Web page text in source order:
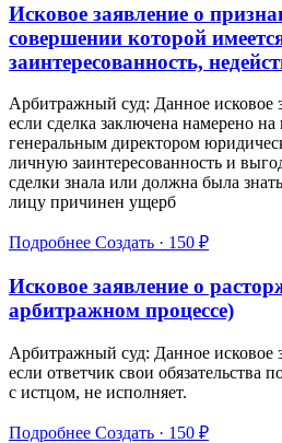
Исковое заявление о
совершении которой
заинтересованность,
Арбитражный суд: Данное исковое
если сделка заключена намерено
генеральным директором
личную заинтересованность и
сделки знала или должна была
лицу причинен ущерб
Подробнее Создать · 150 ₽
Исковое заявление о
арбитражном процессе)
Арбитражный суд: Данное исковое
если ответчик свои обязательства
с истцом, не исполняет.
Подробнее Создать · 150 ₽